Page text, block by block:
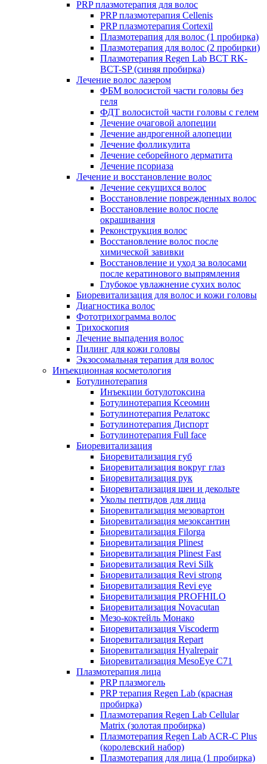
PRP плазмотерапия для волос
PRP плазмотерапия Cellenis
PRP плазмотерапия Cortexil
Плазмотерапия для волос (1 пробирка)
Плазмотерапия для волос (2 пробирки)
Плазмотерапия Regen Lab BCT RK-
BCT-SP (синяя пробирка)
Лечение волос лазером
ФБМ волосистой части головы без
геля
ФДТ волосистой части головы с гелем
Лечение очаговой алопеции
Лечение андрогенной алопеции
Лечение фолликулита
Лечение себорейного дерматита
Лечение псориаза
Лечение и восстановление волос
Лечение секущихся волос
Восстановление поврежденных волос
Восстановление волос после
окрашивания
Реконструкция волос
Восстановление волос после
химической завивки
Восстановление и уход за волосами
после кератинового выпрямления
Глубокое увлажнение сухих волос
Биоревитализация для волос и кожи головы
Диагностика волос
Фототрихограмма волос
Трихоскопия
Лечение выпадения волос
Пилинг для кожи головы
Экзосомальная терапия для волос
Инъекционная косметология
Ботулинотерапия
Инъекции ботулотоксина
Ботулинотерапия Ксеомин
Ботулинотерапия Релатокс
Ботулинотерапия Диспорт
Ботулинотерапия Full face
Биоревитализация
Биоревитализация губ
Биоревитализация вокруг глаз
Биоревитализация рук
Биоревитализация шеи и декольте
Уколы пептидов для лица
Биоревитализация мезовартон
Биоревитализация мезоксантин
Биоревитализация Filorga
Биоревитализация Plinest
Биоревитализация Plinest Fast
Биоревитализация Revi Silk
Биоревитализация Revi strong
Биоревитализация Revi eye
Биоревитализация PROFHILO
Биоревитализация Novacutan
Мезо-коктейль Монако
Биоревитализация Viscoderm
Биоревитализация Repart
Биоревитализация Hyalrepair
Биоревитализация MesoEye C71
Плазмотерапия лица
PRP плазмогель
PRP терапия Regen Lab (красная
пробирка)
Плазмотерапия Regen Lab Cellular
Matrix (золотая пробирка)
Плазмотерапия Regen Lab ACR-C Plus
(королевский набор)
Плазмотерапия для лица (1 пробирка)